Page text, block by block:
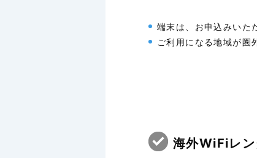
端末は、お申込みいた
ご利用になる地域が圏
海外WiFiレン